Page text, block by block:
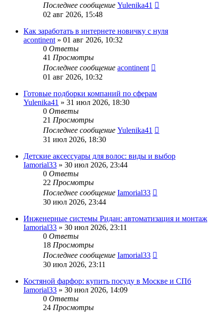
Последнее сообщение Yulenika41
02 авг 2026, 15:48
Как заработать в интернете новичку с нуля
acontinent » 01 авг 2026, 10:32
0 Ответы
41 Просмотры
Последнее сообщение acontinent
01 авг 2026, 10:32
Готовые подборки компаний по сферам
Yulenika41 » 31 июл 2026, 18:30
0 Ответы
21 Просмотры
Последнее сообщение Yulenika41
31 июл 2026, 18:30
Детские аксессуары для волос: виды и выбор
Iamorial33 » 30 июл 2026, 23:44
0 Ответы
22 Просмотры
Последнее сообщение Iamorial33
30 июл 2026, 23:44
Инженерные системы Ридан: автоматизация и монтаж
Iamorial33 » 30 июл 2026, 23:11
0 Ответы
18 Просмотры
Последнее сообщение Iamorial33
30 июл 2026, 23:11
Костяной фарфор: купить посуду в Москве и СПб
Iamorial33 » 30 июл 2026, 14:09
0 Ответы
24 Просмотры